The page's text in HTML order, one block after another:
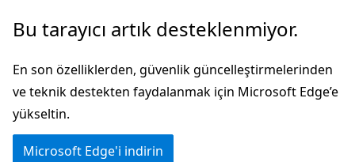
Ana
atla
Bu tarayıcı artık desteklenmiyor.
En son özelliklerden, güvenlik güncelleştirmelerinden
ve teknik destekten faydalanmak için Microsoft Edge’e
yükseltin.
Microsoft Edge'i indirin